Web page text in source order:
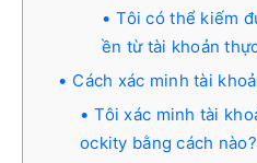
Tôi có thể kiếm
ền từ tài khoản
Cách xác minh tài
Tôi xác minh tài
ockity bằng cách nào?